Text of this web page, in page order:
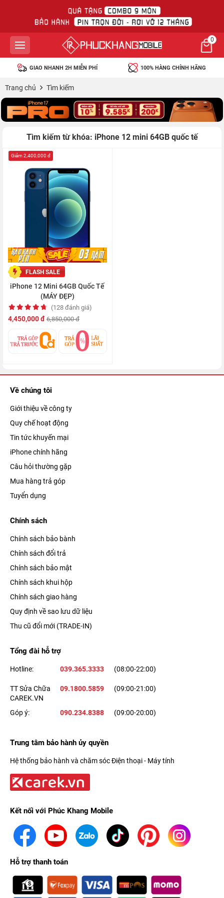
0
GIAO NHANH 2H MIỄN PHÍ 100% HÀNG CHÍNH HÃNG
Trang chủ Tìm kiếm
Tìm kiếm từ khóa: iPhone 12 mini 64GB quốc tế
FLASH SALE
iPhone 12 Mini 64GB Quốc Tế
(MÁY ĐẸP)
(128 đánh giá)
4,450,000 đ 6,850,000 đ
Giảm 2,400,000 đ
Về chúng tôi
Giới thiệu về công ty
Quy chế hoạt động
Tin tức khuyến mại
iPhone chính hãng
Câu hỏi thường gặp
Mua hàng trả góp
Tuyển dụng
Chính sách
Chính sách bảo bành
Chính sách đổi trả
Chính sách bảo mật
Chính sách khui hộp
Chính sách giao hàng
Quy định về sao lưu dữ liệu
Thu cũ đổi mới (TRADE-IN)
Tổng đài hỗ trợ
Hotline: 039.365.3333 (08:00-22:00)
TT Sửa Chữa
CAREK.VN
09.1800.5859 (09:00-21:00)
Góp ý: 090.234.8388 (09:00-20:00)
Trung tâm bảo hành ủy quyền
Hệ thống bảo hành và chăm sóc Điện thoại - Máy tính
Kết nối với Phúc Khang Mobile
Hỗ trợ thanh toán